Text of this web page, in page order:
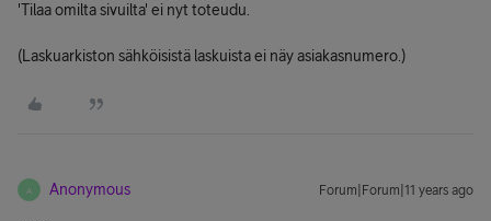
'Tilaa omilta sivuilta' ei nyt toteudu.
(Laskuarkiston sähköisistä laskuista ei näy asiakasnumero.)
A Anonymous Forum|Forum|11 years ago